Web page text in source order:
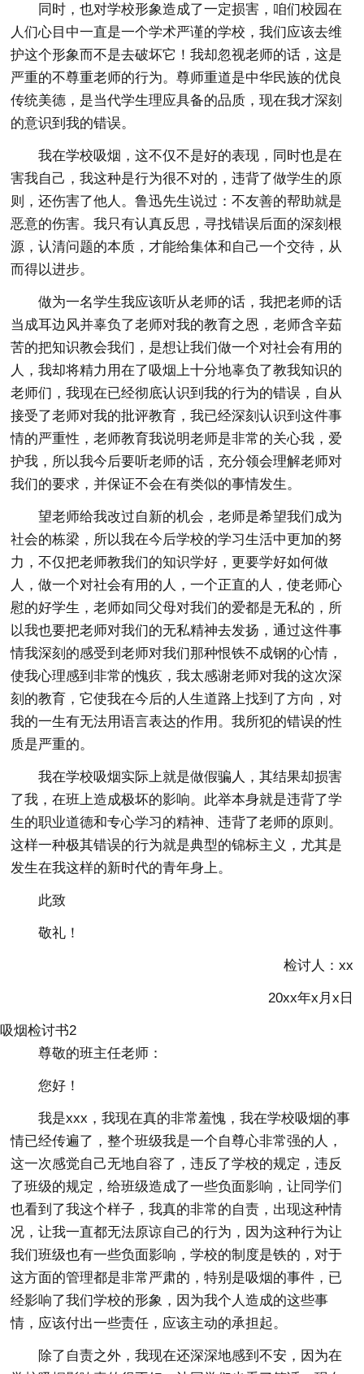
同时，也对学校形象造成了一定损害，咱们校园在
人们心目中一直是一个学术严谨的学校，我们应该去维
护这个形象而不是去破坏它！我却忽视老师的话，这是
严重的不尊重老师的行为。尊师重道是中华民族的优良
传统美德，是当代学生理应具备的品质，现在我才深刻
的意识到我的错误。
我在学校吸烟，这不仅不是好的表现，同时也是在
害我自己，我这种是行为很不对的，违背了做学生的原
则，还伤害了他人。鲁迅先生说过：不友善的帮助就是
恶意的伤害。我只有认真反思，寻找错误后面的深刻根
源，认清问题的本质，才能给集体和自己一个交待，从
而得以进步。
做为一名学生我应该听从老师的话，我把老师的话
当成耳边风并辜负了老师对我的教育之恩，老师含辛茹
苦的把知识教会我们，是想让我们做一个对社会有用的
人，我却将精力用在了吸烟上十分地辜负了教我知识的
老师们，我现在已经彻底认识到我的行为的错误，自从
接受了老师对我的批评教育，我已经深刻认识到这件事
情的严重性，老师教育我说明老师是非常的关心我，爱
护我，所以我今后要听老师的话，充分领会理解老师对
我们的要求，并保证不会在有类似的事情发生。
望老师给我改过自新的机会，老师是希望我们成为
社会的栋梁，所以我在今后学校的学习生活中更加的努
力，不仅把老师教我们的知识学好，更要学好如何做
人，做一个对社会有用的人，一个正直的人，使老师心
慰的好学生，老师如同父母对我们的爱都是无私的，所
以我也要把老师对我们的无私精神去发扬，通过这件事
情我深刻的感受到老师对我们那种恨铁不成钢的心情，
使我心理感到非常的愧疚，我太感谢老师对我的这次深
刻的教育，它使我在今后的人生道路上找到了方向，对
我的一生有无法用语言表达的作用。我所犯的错误的性
质是严重的。
我在学校吸烟实际上就是做假骗人，其结果却损害
了我，在班上造成极坏的影响。此举本身就是违背了学
生的职业道德和专心学习的精神、违背了老师的原则。
这样一种极其错误的行为就是典型的锦标主义，尤其是
发生在我这样的新时代的青年身上。
此致
敬礼！
检讨人：xx
20xx年x月x日
吸烟检讨书2
尊敬的班主任老师：
您好！
我是xxx，我现在真的非常羞愧，我在学校吸烟的事
情已经传遍了，整个班级我是一个自尊心非常强的人，
这一次感觉自己无地自容了，违反了学校的规定，违反
了班级的规定，给班级造成了一些负面影响，让同学们
也看到了我这个样子，我真的非常的自责，出现这种情
况，让我一直都无法原谅自己的行为，因为这种行为让
我们班级也有一些负面影响，学校的制度是铁的，对于
这方面的管理都是非常严肃的，特别是吸烟的事件，已
经影响了我们学校的形象，因为我个人造成的这些事
情，应该付出一些责任，应该主动的承担起。
除了自责之外，我现在还深深地感到不安，因为在